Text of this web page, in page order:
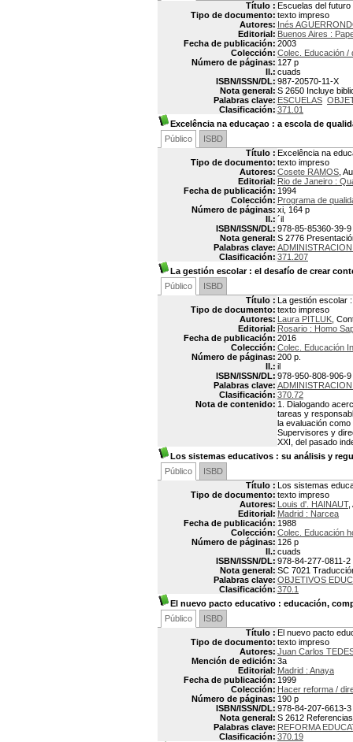
Título : Escuelas del
Tipo de documento: texto impreso
Autores: Inés
Editorial: Buenos Aires :
Fecha de publicación: 2003
Colección: Colec. Educación /
Número de páginas: 127 p
Il.: cuads
ISBN/ISSN/DL: 987-20570-11-X
Nota general: S 2650 Incluye
Palabras clave: ESCUELAS
Clasificación: 371.01
Excelência na educaçao : a escola de
Público
ISBD
Título : Excelência na
Tipo de documento: texto impreso
Autores: Cosete RAMOS ,
Editorial: Rio de Janeiro :
Fecha de publicación: 1994
Colección: Programa de
Número de páginas: xi, 164 p
Il.: ´il
ISBN/ISSN/DL: 978-85-85360-39-9
Nota general: S 2776
Palabras clave:
Clasificación: 371.207
La gestión escolar: el desafío de crear
Público
ISBD
Título : La gestión escolar
Tipo de documento: texto impreso
Autores: Laura PITLUK ,
Editorial: Rosario : Homo
Fecha de publicación: 2016
Colección: Colec. Educación
Número de páginas: 200 p.
Il.: il
ISBN/ISSN/DL: 978-950-808-906-9
Palabras clave:
Clasificación: 370.72
Nota de contenido: 1. Dialogando
tareas y
la evaluación
Supervisores y
XXI, del pasado
Los sistemas educativos : su análisis y
Público
ISBD
Título : Los sistemas
Tipo de documento: texto impreso
Autores: Louis d'. HAINAUT,
Editorial: Madrid : Narcea
Fecha de publicación: 1988
Colección: Colec. Educación
Número de páginas: 126 p
Il.: cuads
ISBN/ISSN/DL: 978-84-277-0811-2
Nota general: SC 7021
Palabras clave: OBJETIVOS
Clasificación: 370.1
El nuevo pacto educativo : educación,
Público
ISBD
Título : El nuevo pacto
Tipo de documento: texto impreso
Autores: Juan Carlos
Mención de edición: 3a
Editorial: Madrid : Anaya
Fecha de publicación: 1999
Colección: Hacer reforma /
Número de páginas: 190 p
ISBN/ISSN/DL: 978-84-207-6613-3
Nota general: S 2612
Palabras clave: REFORMA
Clasificación: 370.19